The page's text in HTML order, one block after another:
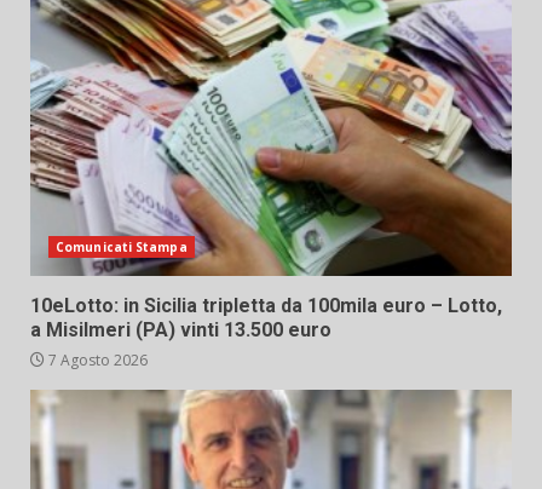
Comunicati Stampa
10eLotto: in Sicilia tripletta da 100mila euro – Lotto,
a Misilmeri (PA) vinti 13.500 euro
7 Agosto 2026